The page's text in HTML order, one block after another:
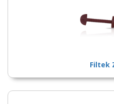
Filtek